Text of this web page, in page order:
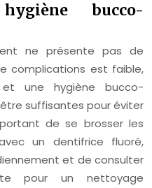
bucco-
ne présente pas de
complications est faible,
et une hygiène bucco-
suffisantes pour éviter
de se brosser les
un dentifrice fluoré,
et de consulter
pour un nettoyage